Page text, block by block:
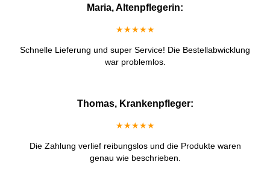
Maria, Altenpflegerin:
★★★★★
Schnelle Lieferung und super Service! Die Bestellabwicklung
war problemlos.
Thomas, Krankenpfleger:
★★★★★
Die Zahlung verlief reibungslos und die Produkte waren
genau wie beschrieben.